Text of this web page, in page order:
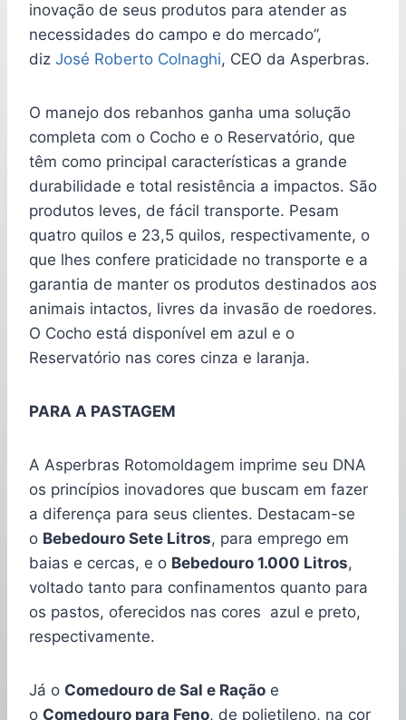
inovação de seus produtos para atender as
necessidades do campo e do mercado”,
diz José Roberto Colnaghi, CEO da Asperbras.
O manejo dos rebanhos ganha uma solução
completa com o Cocho e o Reservatório, que
têm como principal características a grande
durabilidade e total resistência a impactos. São
produtos leves, de fácil transporte. Pesam
quatro quilos e 23,5 quilos, respectivamente, o
que lhes confere praticidade no transporte e a
garantia de manter os produtos destinados aos
animais intactos, livres da invasão de roedores.
O Cocho está disponível em azul e o
Reservatório nas cores cinza e laranja.
PARA A PASTAGEM
A Asperbras Rotomoldagem imprime seu DNA
os princípios inovadores que buscam em fazer
a diferença para seus clientes. Destacam-se
o Bebedouro Sete Litros, para emprego em
baias e cercas, e o Bebedouro 1.000 Litros,
voltado tanto para confinamentos quanto para
os pastos, oferecidos nas cores azul e preto,
respectivamente.
Já o Comedouro de Sal e Ração e
o Comedouro para Feno, de polietileno, na cor